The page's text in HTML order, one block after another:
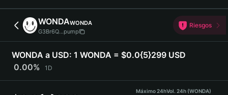
Deutsch
简体中文
繁體中文
Português (Portugal)
Bahasa Indonesia
ภาษาไทย
हिन्दी
WONDAWONDA
G3Br6Q...pump
Riesgos
WONDA a USD: 1 WONDA = $0.0{5}299 USD
0.00%
1D
Máximo 24hVol. 24h (WONDA)